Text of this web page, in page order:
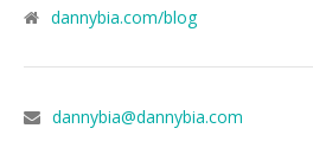
dannybia.com/blog
dannybia@dannybia.com